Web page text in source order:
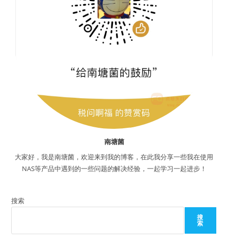
南塘菌
大家好，我是南塘菌，欢迎来到我的博客，在此我分享一些我在使用
NAS等产品中遇到的一些问题的解决经验，一起学习一起进步！
搜索
搜
索